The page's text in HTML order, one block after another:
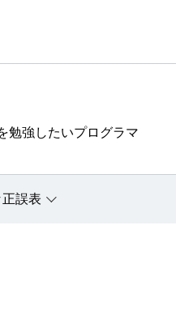
勉強したいプログラマ
正誤表